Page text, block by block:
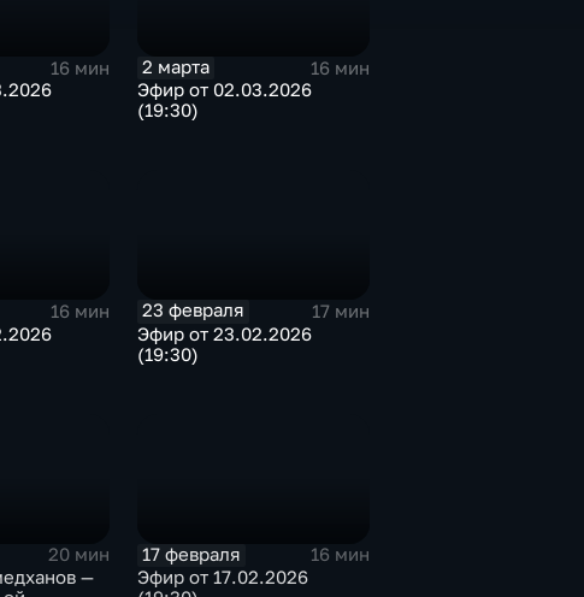
16 мин
2 марта
16 мин
Эфир от 02.03.2026
(19:30)
16 мин
23 февраля
17 мин
Эфир от 23.02.2026
(19:30)
20 мин
—
17 февраля
16 мин
Эфир от 17.02.2026